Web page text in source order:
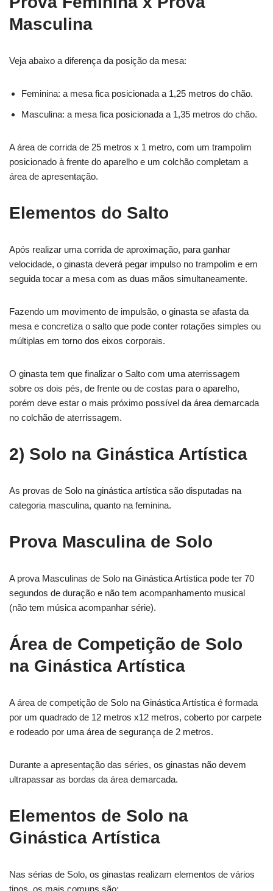
Masculina
Veja abaixo a diferença da posição da mesa:
Feminina: a mesa fica posicionada a 1,25 metros do chão.
Masculina: a mesa fica posicionada a 1,35 metros do chão.
A área de corrida de 25 metros x 1 metro, com um trampolim
posicionado à frente do aparelho e um colchão completam a
área de apresentação.
Elementos do Salto
Após realizar uma corrida de aproximação, para ganhar
velocidade, o ginasta deverá pegar impulso no trampolim e em
seguida tocar a mesa com as duas mãos simultaneamente.
Fazendo um movimento de impulsão, o ginasta se afasta da
mesa e concretiza o salto que pode conter rotações simples ou
múltiplas em torno dos eixos corporais.
O ginasta tem que finalizar o Salto com uma aterrissagem
sobre os dois pés, de frente ou de costas para o aparelho,
porém deve estar o mais próximo possível da área demarcada
no colchão de aterrissagem.
2) Solo na Ginástica Artística
As provas de Solo na ginástica artística são disputadas na
categoria masculina, quanto na feminina.
Prova Masculina de Solo
A prova Masculinas de Solo na Ginástica Artística pode ter 70
segundos de duração e não tem acompanhamento musical
(não tem música acompanhar série).
Área de Competição de Solo
na Ginástica Artística
A área de competição de Solo na Ginástica Artística é formada
por um quadrado de 12 metros x12 metros, coberto por carpete
e rodeado por uma área de segurança de 2 metros.
Durante a apresentação das séries, os ginastas não devem
ultrapassar as bordas da área demarcada.
Elementos de Solo na
Ginástica Artística
Nas sérias de Solo, os ginastas realizam elementos de vários